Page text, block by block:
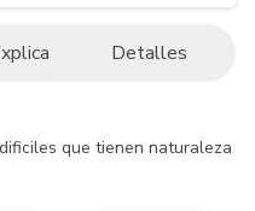
Detalles
que tienen naturaleza